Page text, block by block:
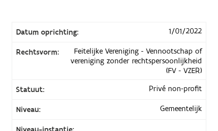
Datum oprichting: 1/01/2022
Rechtsvorm:
Feitelijke Vereniging - Vennootschap of
vereniging zonder rechtspersoonlijkheid
(FV - VZER)
Statuut:
Privé non-profit
Niveau: Gemeentelijk